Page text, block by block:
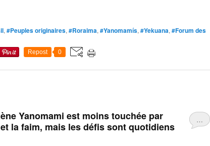
, #Peuples originaires, #Roraima, #Yanomamís, #Yekuana, #Forum des
Repost 0
…
Yanomami est moins touchée par
la faim, mais les défis sont quotidiens